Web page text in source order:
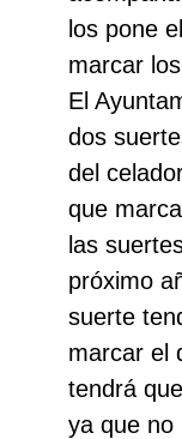
los pone
marcar
El
dos
del
que
las
próximo
suerte
marcar el
tendrá
ya que no
Buscar